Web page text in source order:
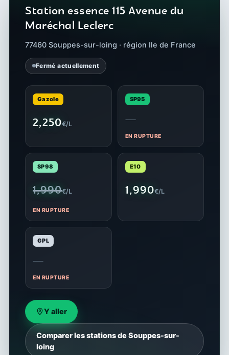
Station essence 115 Avenue du
Maréchal Leclerc
77460 Souppes-sur-loing · région Ile de France
Fermé actuellement
Gazole
2,250€/L
SP95
—
EN RUPTURE
SP98
1,990€/L
EN RUPTURE
E10
1,990€/L
GPL
—
EN RUPTURE
Y aller
Comparer les stations de Souppes-sur-
loing